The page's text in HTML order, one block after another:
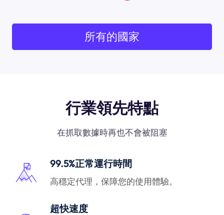
所有的國家
行業領先特點
在抓取數據時再也不會被阻塞
99.5%正常運行時間
高穩定代理，保障您的使用體驗。
超快速度